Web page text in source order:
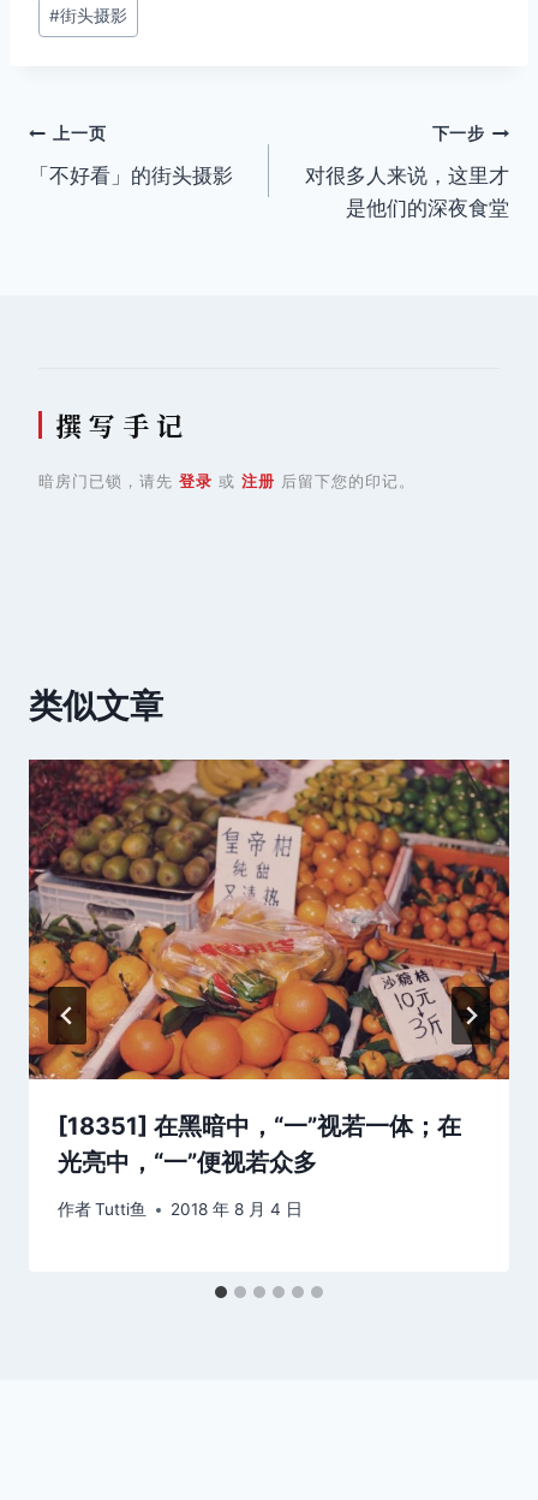
标
#街头摄影
文
章
上一页
「不好看」的街头摄影
下一步
对很多人来说，这里才
是他们的深夜食堂
撰 写 手 记
暗房门已锁，请先 登录 或 注册 后留下您的印记。
类似文章
[18351] 在黑暗中，“一”视若一体；在
光亮中，“一”便视若众多
作者Tutti鱼 2018 年 8 月 4 日